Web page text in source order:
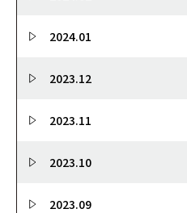
2024.01
2023.12
2023.11
2023.10
2023.09